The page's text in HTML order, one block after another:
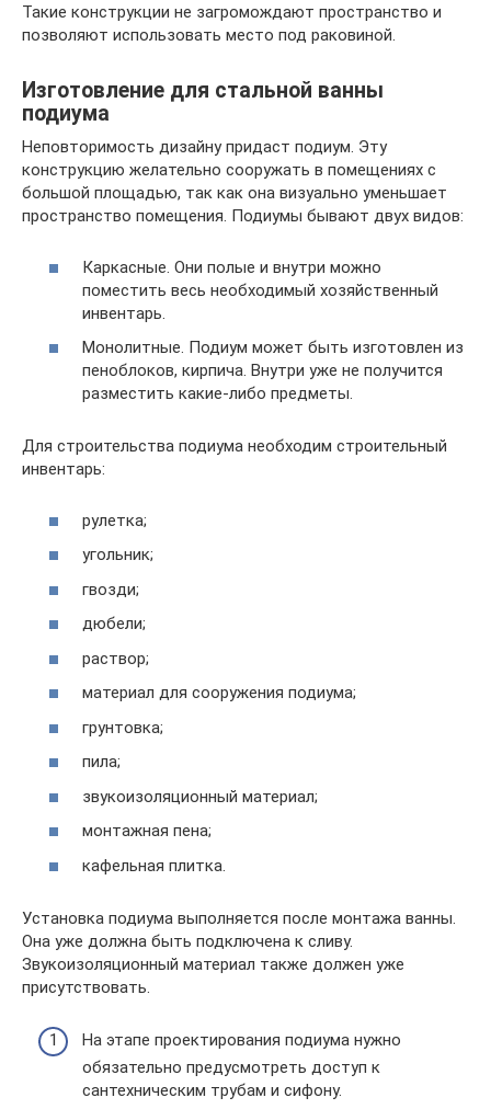
Такие конструкции не загромождают пространство и
позволяют использовать место под раковиной.
Изготовление для стальной ванны
подиума
Неповторимость дизайну придаст подиум. Эту
конструкцию желательно сооружать в помещениях с
большой площадью, так как она визуально уменьшает
пространство помещения. Подиумы бывают двух видов:
Каркасные. Они полые и внутри можно
поместить весь необходимый хозяйственный
инвентарь.
Монолитные. Подиум может быть изготовлен из
пеноблоков, кирпича. Внутри уже не получится
разместить какие-либо предметы.
Для строительства подиума необходим строительный
инвентарь:
рулетка;
угольник;
гвозди;
дюбели;
раствор;
материал для сооружения подиума;
грунтовка;
пила;
звукоизоляционный материал;
монтажная пена;
кафельная плитка.
Установка подиума выполняется после монтажа ванны.
Она уже должна быть подключена к сливу.
Звукоизоляционный материал также должен уже
присутствовать.
На этапе проектирования подиума нужно
обязательно предусмотреть доступ к
сантехническим трубам и сифону.